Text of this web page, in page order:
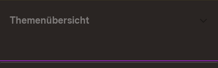
Themenübersicht